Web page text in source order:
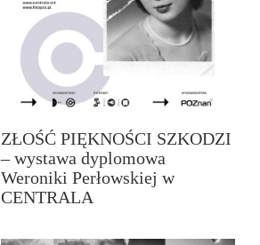
ZŁOŚĆ PIĘKNOŚCI SZKODZI
– wystawa dyplomowa
Weroniki Perłowskiej w
CENTRALA